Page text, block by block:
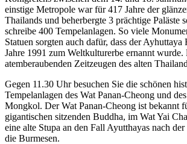
einstige Metropole war für 417 Jahre der
Thailands und beherbergte 3 prächtige Paläste
schreibe 400 Tempelanlagen. So viele
Statuen sorgten auch dafür, dass der
Jahre 1991 zum Weltkulturerbe ernannt wurde.
atemberaubenden Zeitzeugen des alten
Gegen 11.30 Uhr besuchen Sie die schönen
Tempelanlagen des Wat Panan-Cheong und
Mongkol. Der Wat Panan-Cheong ist bekannt
gigantischen sitzenden Buddha, im Wat Yai
eine alte Stupa an den Fall Ayutthayas nach
die Burmesen.